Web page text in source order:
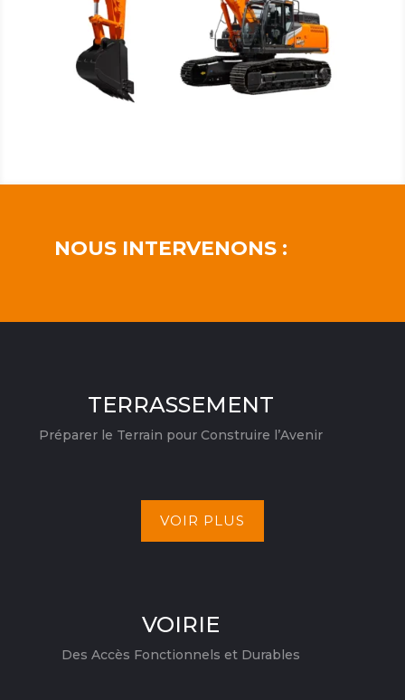
NOUS INTERVENONS :
TERRASSEMENT
Préparer le Terrain pour Construire l’Avenir
VOIR PLUS
VOIRIE
Des Accès Fonctionnels et Durables